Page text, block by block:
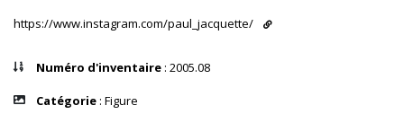
https://www.instagram.com/paul_jacquette/
Numéro d'inventaire : 2005.08
Catégorie : Figure